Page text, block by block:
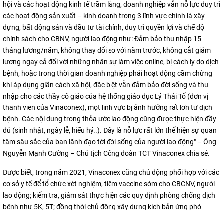
hội và các hoạt động kinh tế trầm lắng, doanh nghiệp vẫn nỗ lực duy trì
các hoạt động sản xuất – kinh doanh trong 3 lĩnh vực chính là xây
dựng, bất động sản và đầu tư tài chính, duy trì quyền lợi và chế độ
chính sách cho CBNV, người lao động như: Đảm bảo thu nhập 15
tháng lương/năm, không thay đổi so với năm trước, không cắt giảm
lương ngay cả đối với những nhân sự làm việc online, bị cách ly do dịch
bệnh, hoặc trong thời gian doanh nghiệp phải hoạt động cầm chừng
khi áp dụng giãn cách xã hội, đặc biệt vẫn đảm bảo đời sống và thu
nhập cho các thầy cô giáo của hệ thống giáo dục Lý Thái Tổ (đơn vị
thành viên của Vinaconex), một lĩnh vực bị ảnh hưởng rất lớn từ dịch
bệnh. Các nội dung trong thỏa ước lao động cũng được thực hiện đầy
đủ (sinh nhật, ngày lễ, hiếu hỷ..). Đây là nỗ lực rất lớn thể hiện sự quan
tâm sâu sắc của ban lãnh đạo tới đời sống của người lao động" – Ông
Nguyễn Mạnh Cường – Chủ tịch Công đoàn TCT Vinaconex chia sẻ.
Được biết, trong năm 2021, Vinaconex cũng chủ động phối hợp với các
cơ sở y tế để tổ chức xét nghiệm, tiêm vaccine sớm cho CBCNV, người
lao động; kiểm tra, giám sát thực hiện các quy định phòng chống dịch
bệnh như 5K, 5T; đồng thời chủ động xây dựng kịch bản ứng phó